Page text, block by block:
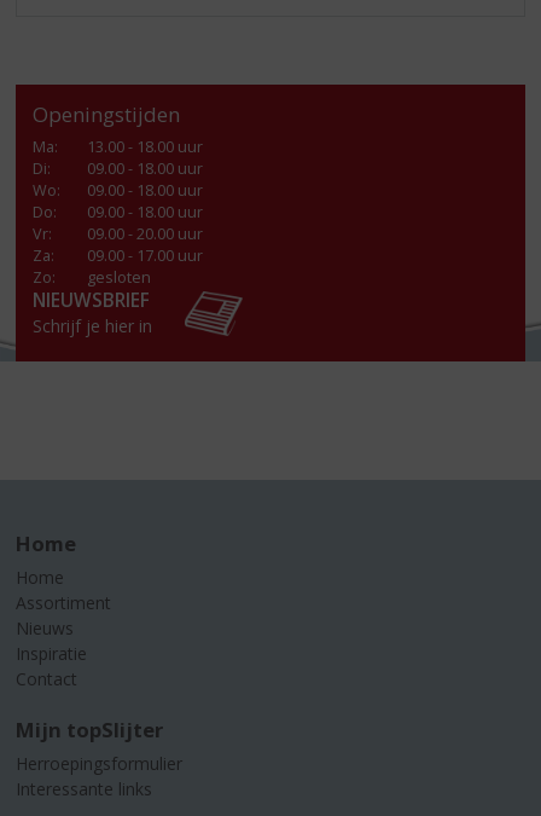
Openingstijden
Ma:
13.00 - 18.00 uur
Di:
09.00 - 18.00 uur
Wo:
09.00 - 18.00 uur
Do:
09.00 - 18.00 uur
Vr:
09.00 - 20.00 uur
Za:
09.00 - 17.00 uur
Zo:
gesloten
NIEUWSBRIEF
Schrijf je hier in
Home
Home
Assortiment
Nieuws
Inspiratie
Contact
Mijn topSlijter
Herroepingsformulier
Interessante links